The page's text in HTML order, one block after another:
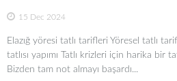
15 Dec 2024
Elazığ yöresi tatlı tarifleri Yöresel tatlı
tatlısı yapımı Tatlı krizleri için harika bir
Bizden tam not almayı başardı...